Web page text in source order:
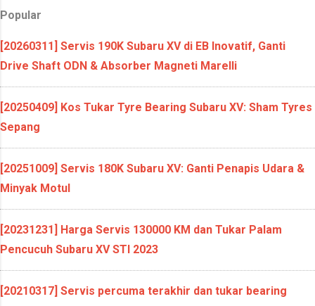
Popular
[20260311] Servis 190K Subaru XV di EB Inovatif, Ganti
Drive Shaft ODN & Absorber Magneti Marelli
[20250409] Kos Tukar Tyre Bearing Subaru XV: Sham Tyres
Sepang
[20251009] Servis 180K Subaru XV: Ganti Penapis Udara &
Minyak Motul
[20231231] Harga Servis 130000 KM dan Tukar Palam
Pencucuh Subaru XV STI 2023
[20210317] Servis percuma terakhir dan tukar bearing